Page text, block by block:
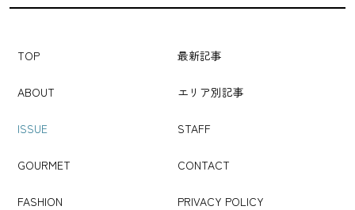
TOP 最新記事
ABOUT エリア別記事
ISSUE STAFF
GOURMET CONTACT
FASHION PRIVACY POLICY